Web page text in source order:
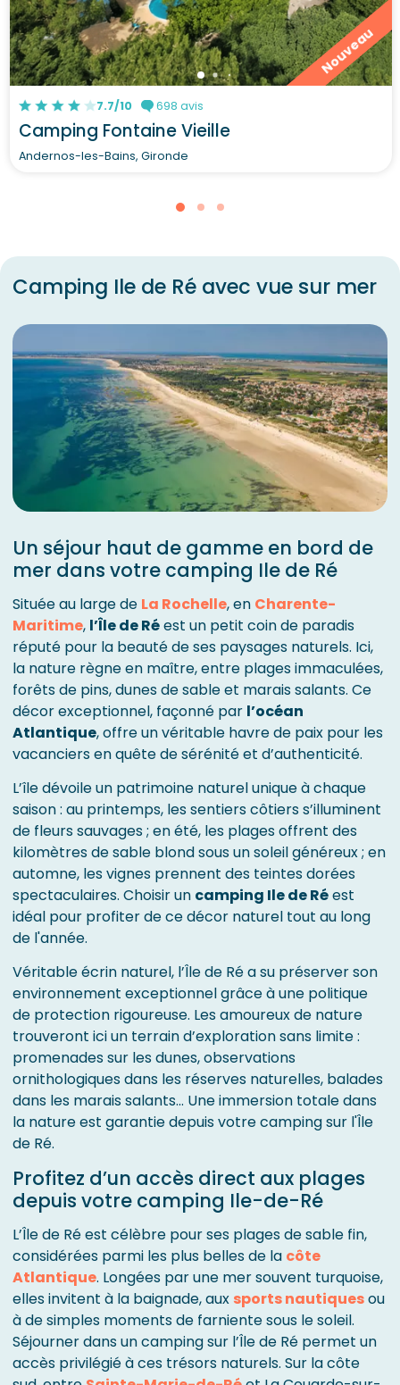
Nouveau
7.7/10 698 avis
Camping Fontaine Vieille
Andernos-les-Bains, Gironde
Camping Ile de Ré avec vue sur mer
Un séjour haut de gamme en bord de
mer dans votre camping Ile de Ré
Située au large de La Rochelle, en Charente-
Maritime, l’Île de Réest un petit coin de paradis
réputé pour la beauté de ses paysages naturels. Ici,
la nature règne en maître, entre plages immaculées,
forêts de pins, dunes de sable et marais salants. Ce
décor exceptionnel, façonné par l’océan
Atlantique, offre un véritable havre de paix pour les
vacanciers en quête de sérénité et d’authenticité.
L’île dévoile un patrimoine naturel unique à chaque
saison : au printemps, les sentiers côtiers s’illuminent
de fleurs sauvages ; en été, les plages offrent des
kilomètres de sable blond sous un soleil généreux ; en
automne, les vignes prennent des teintes dorées
spectaculaires. Choisir un camping Ile de Réest
idéal pour profiter de ce décor naturel tout au long
de l'année.
Véritable écrin naturel, l’Île de Ré a su préserver son
environnement exceptionnel grâce à une politique
de protection rigoureuse. Les amoureux de nature
trouveront ici un terrain d’exploration sans limite :
promenades sur les dunes, observations
ornithologiques dans les réserves naturelles, balades
dans les marais salants... Une immersion totale dans
la nature est garantie depuis votre camping sur l'Île
de Ré.
Profitez d’un accès direct aux plages
depuis votre camping Ile-de-Ré
L’Île de Ré est célèbre pour ses plages de sable fin,
considérées parmi les plus belles de la côte
Atlantique. Longées par une mer souvent turquoise,
elles invitent à la baignade, aux sports nautiquesou
à de simples moments de farniente sous le soleil.
Séjourner dans un camping sur l’Île de Ré permet un
accès privilégié à ces trésors naturels. Sur la côte